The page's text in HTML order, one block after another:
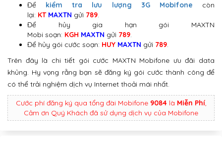
Để kiểm tra lưu lượng 3G Mobifone còn
lại: KT MAXTN gửi 789.
Để hủy gia hạn gói MAXTN
Mobi soạn: KGH MAXTN gửi 789.
Để hủy gói cước soạn: HUY MAXTN gửi 789.
Trên đây là chi tiết gói cước MAXTN Mobifone ưu đãi data
khủng. Hy vọng rằng bạn sẽ đăng ký gói cước thành công để
có thể trải nghiệm dịch vụ Internet thoải mái nhất.
Cước phí đăng ký qua tổng đài Mobifone 9084là Miễn Phí,
Cảm ơn Quý Khách đã sử dụng dịch vụ của Mobifone